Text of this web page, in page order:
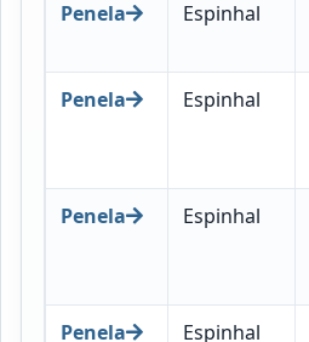
Penela Espinhal
Penela Espinhal
Penela Espinhal
Penela Espinhal